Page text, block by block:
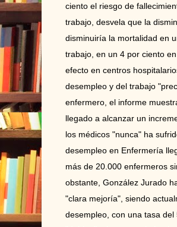
ciento el riesgo de
trabajo, desvela que la
disminuiría la mortalidad en
trabajo, en un 4 por ciento
efecto en centros
desempleo y del trabajo
enfermero, el informe
llegado a alcanzar un
los médicos "nunca" ha
desempleo en Enfermería
más de 20.000 enfermeros
obstante, González Jurado
"clara mejoría", siendo
desempleo, con una tasa